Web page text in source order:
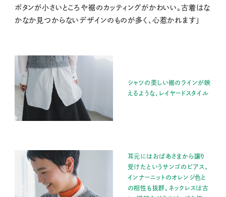
ボタンが小さいところや裾のカッティングがかわいい。古着はな
かなか見つからないデザインのものが多く、心惹かれます」
シャツの美しい裾のラインが映
えるような、レイヤードスタイル
耳元にはおばあさまから譲り
受けたというサンゴのピアス。
インナーニットのオレンジ色と
の相性も抜群。ネックレスは古